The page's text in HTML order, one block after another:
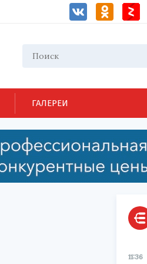
ГАЛЕРЕИ
11:36